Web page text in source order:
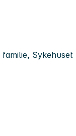
Sykehuset